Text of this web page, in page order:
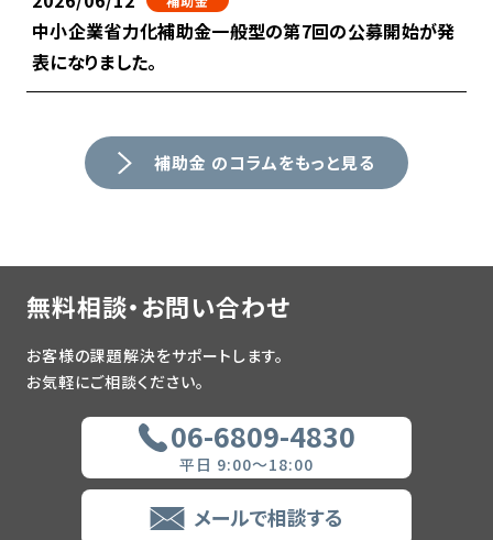
中小企業省力化補助金一般型の第7回の公募開始が発
表になりました。
補助金 のコラムをもっと見る
無料相談・お問い合わせ
お客様の課題解決をサポートします。
お気軽にご相談ください。
06-6809-4830
平日 9:00～18:00
メールで相談する